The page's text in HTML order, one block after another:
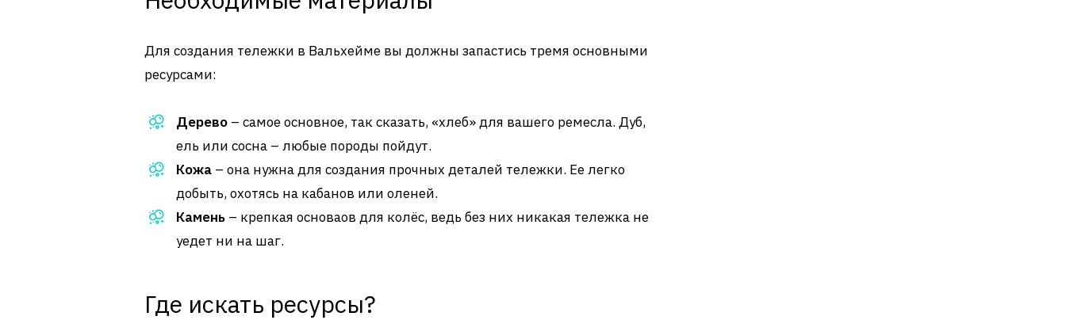
Для создания тележки в Вальхейме вы должны запастись тремя основными
ресурсами:
Дерево – самое основное, так сказать, «хлеб» для вашего ремесла. Дуб,
ель или сосна – любые породы пойдут.
Кожа – она нужна для создания прочных деталей тележки. Ее легко
добыть, охотясь на кабанов или оленей.
Камень – крепкая основаов для колёс, ведь без них никакая тележка не
уедет ни на шаг.
Где искать ресурсы?